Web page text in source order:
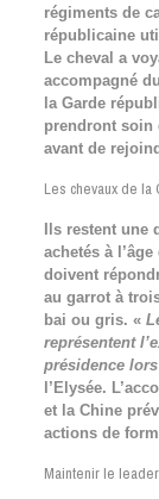
régiments de
républicaine
Le cheval a
accompagné
la Garde
prendront soin
avant de
Les chevaux de la
Ils restent une
achetés à
doivent
au garrot à
bai ou gris. «
représentent
présidence lors
l’Elysée.
et la Chine
actions de
Maintenir le